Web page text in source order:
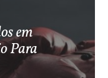
em
Para